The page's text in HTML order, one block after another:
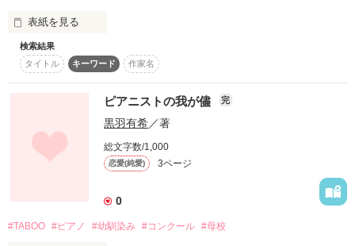
十年振りに降り立った地元
表紙を見る
あなたは浮気をしたこと
ありますか？
――――――――
検索結果
タイトル
キーワード 作家名
ピアニストの我が儘 完
黒羽有希／著
総文字数/1,000
恋愛(純愛) 3ページ
0
#TABOO #ピアノ #幼馴染み #コンクール #母校